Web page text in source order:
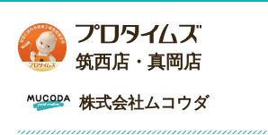
筑西店・真岡店
株式会社ムコウダ